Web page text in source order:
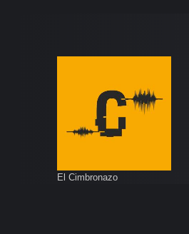
El Cimbronazo